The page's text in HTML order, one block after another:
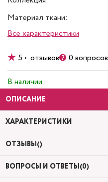
Материал ткани:
Все характеристики
5 • отзывов 0 вопросов
В наличии
ОПИСАНИЕ
ХАРАКТЕРИСТИКИ
ОТЗЫВЫ()
ВОПРОСЫ И ОТВЕТЫ(0)